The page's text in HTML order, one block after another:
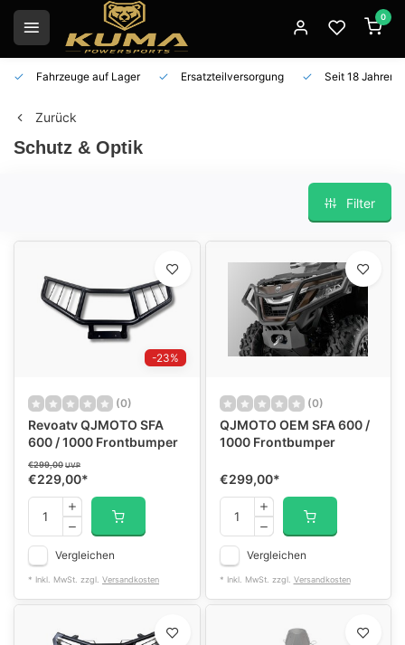
0
Fahrzeuge auf Lager Ersatzteilversorgung Seit 18 Jahren
Zurück
Schutz & Optik
Filter
-23%
(0)
Revoatv QJMOTO SFA
600 / 1000 Frontbumper
€299,00 UVP
€229,00*
Vergleichen
* Inkl. MwSt. zzgl. Versandkosten
(0)
QJMOTO OEM SFA 600 /
1000 Frontbumper
€299,00*
Vergleichen
* Inkl. MwSt. zzgl. Versandkosten